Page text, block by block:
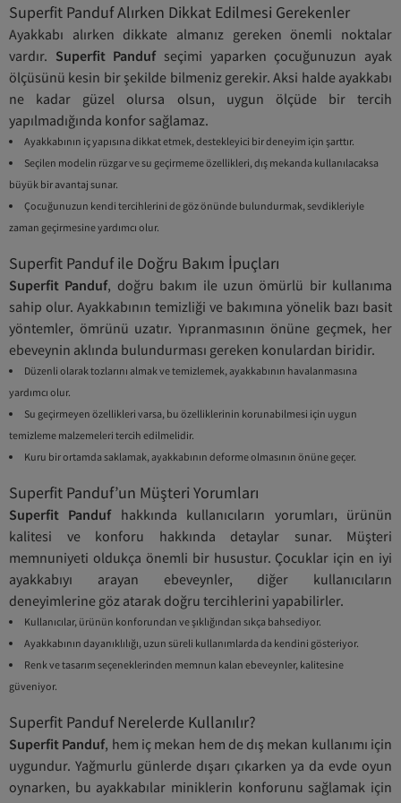
Superfit Panduf Alırken Dikkat Edilmesi Gerekenler
Ayakkabı alırken dikkate almanız gereken önemli noktalar
vardır. Superfit Pandufseçimi yaparken çocuğunuzun ayak
ölçüsünü kesin bir şekilde bilmeniz gerekir. Aksi halde ayakkabı
ne kadar güzel olursa olsun, uygun ölçüde bir tercih
yapılmadığında konfor sağlamaz.
Ayakkabının iç yapısına dikkat etmek, destekleyici bir deneyim için şarttır.
Seçilen modelin rüzgar ve su geçirmeme özellikleri, dış mekanda kullanılacaksa
büyük bir avantaj sunar.
Çocuğunuzun kendi tercihlerini de göz önünde bulundurmak, sevdikleriyle
zaman geçirmesine yardımcı olur.
Superfit Panduf ile Doğru Bakım İpuçları
Superfit Panduf, doğru bakım ile uzun ömürlü bir kullanıma
sahip olur. Ayakkabının temizliği ve bakımına yönelik bazı basit
yöntemler, ömrünü uzatır. Yıpranmasının önüne geçmek, her
ebeveynin aklında bulundurması gereken konulardan biridir.
Düzenli olarak tozlarını almak ve temizlemek, ayakkabının havalanmasına
yardımcı olur.
Su geçirmeyen özellikleri varsa, bu özelliklerinin korunabilmesi için uygun
temizleme malzemeleri tercih edilmelidir.
Kuru bir ortamda saklamak, ayakkabının deforme olmasının önüne geçer.
Superfit Panduf’un Müşteri Yorumları
Superfit Pandufhakkında kullanıcıların yorumları, ürünün
kalitesi ve konforu hakkında detaylar sunar. Müşteri
memnuniyeti oldukça önemli bir husustur. Çocuklar için en iyi
ayakkabıyı arayan ebeveynler, diğer kullanıcıların
deneyimlerine göz atarak doğru tercihlerini yapabilirler.
Kullanıcılar, ürünün konforundan ve şıklığından sıkça bahsediyor.
Ayakkabının dayanıklılığı, uzun süreli kullanımlarda da kendini gösteriyor.
Renk ve tasarım seçeneklerinden memnun kalan ebeveynler, kalitesine
güveniyor.
Superfit Panduf Nerelerde Kullanılır?
Superfit Panduf, hem iç mekan hem de dış mekan kullanımı için
uygundur. Yağmurlu günlerde dışarı çıkarken ya da evde oyun
oynarken, bu ayakkabılar miniklerin konforunu sağlamak için